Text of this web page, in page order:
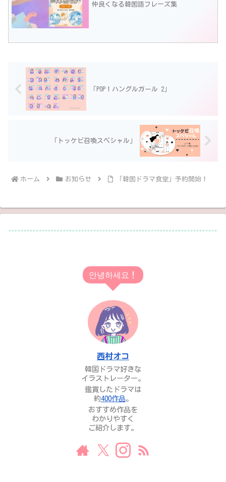
仲良くなる韓国語フレーズ集
「POP！ハングルガール 2」
「トッケビ召喚スペシャル」
ホーム お知らせ 「韓国ドラマ食堂」予約開始！
안녕하세요！
西村オコ
韓国ドラマ好きな
イラストレーター。
鑑賞したドラマは
約400作品。
おすすめ作品を
わかりやすく
ご紹介します。